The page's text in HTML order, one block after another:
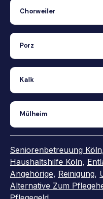
Chorweiler
Porz
Kalk
Mülheim
Seniorenbetreuung
Haushaltshilfe Köln,
Angehörige, Reinigung,
Alternative Zum